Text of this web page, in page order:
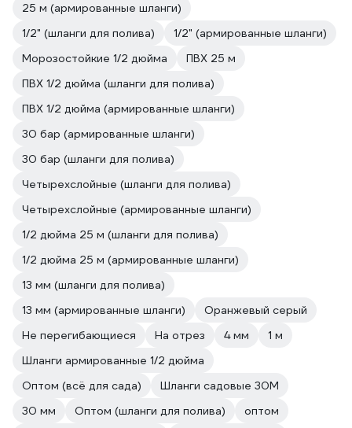
25 м (армированные шланги)
1/2" (шланги для полива)
1/2" (армированные шланги)
Морозостойкие 1/2 дюйма
ПВХ 25 м
ПВХ 1/2 дюйма (шланги для полива)
ПВХ 1/2 дюйма (армированные шланги)
30 бар (армированные шланги)
30 бар (шланги для полива)
Четырехслойные (шланги для полива)
Четырехслойные (армированные шланги)
1/2 дюйма 25 м (шланги для полива)
1/2 дюйма 25 м (армированные шланги)
13 мм (шланги для полива)
13 мм (армированные шланги)
Оранжевый серый
Не перегибающиеся
На отрез 4 мм
1 м
Шланги армированные 1/2 дюйма
Оптом (всё для сада)
Шланги садовые 30М
30 мм
Оптом (шланги для полива)
оптом